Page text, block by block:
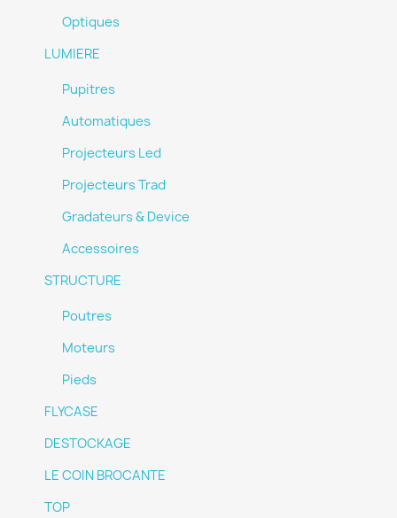
Optiques
LUMIERE
Pupitres
Automatiques
Projecteurs Led
Projecteurs Trad
Gradateurs & Device
Accessoires
STRUCTURE
Poutres
Moteurs
Pieds
FLYCASE
DESTOCKAGE
LE COIN BROCANTE
TOP
Créer une liste d'envies
Nom de la liste d'envies
Annuler